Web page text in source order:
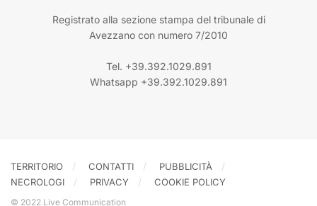
Registrato alla sezione stampa del tribunale di
Avezzano con numero 7/2010
Tel. +39.392.1029.891
Whatsapp +39.392.1029.891
TERRITORIO CONTATTI
PUBBLICITÀ
NECROLOGI
PRIVACY COOKIE POLICY
© 2022 Live Communication